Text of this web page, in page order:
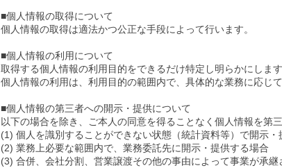
​■個人情報の取得について
個人情報の取得は適法かつ公正な手段によって行います。
■個人情報の利用について
取得する個人情報の利用目的をできるだけ特定し明らかにします
個人情報の利用は、利用目的の範囲内で、具体的な業務に応じ
■個人情報の第三者への開示・提供について
以下の場合を除き、ご本人の同意を得ることなく個人情報を第
(1) 個人を識別することができない状態（統計資料等）で開示・
(2) 業務上必要な範囲内で、業務委託先に開示・提供する場合
(3) 合併、会社分割、営業譲渡その他の事由によって事業が承継